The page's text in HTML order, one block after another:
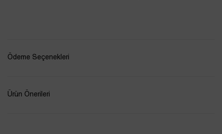
Ödeme Seçenekleri
Ürün Önerileri